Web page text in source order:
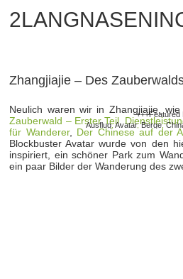
Zhangjiajie – Des
+++Featured
Ausflug,Avatar,Berge,
Neulich waren wir in Zhangjiajie,
Zauberwald – Erster Teil
für Wanderer, Der Chinese auf der
Blockbuster Avatar wurde von den
inspiriert, ein schöner Park zum
ein paar Bilder der Wanderung des